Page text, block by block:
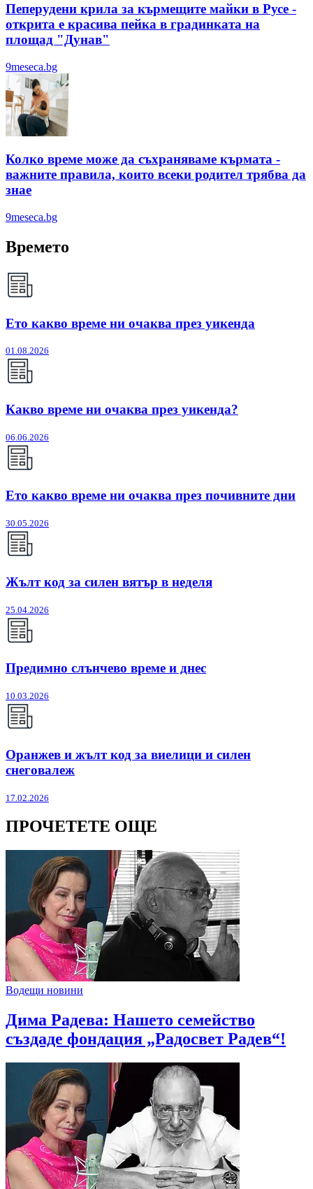
Пеперудени крила за кърмещите майки в Русе -
открита е красива пейка в градинката на
площад "Дунав"
9meseca.bg
Колко време може да съхраняваме кърмата -
важните правила, които всеки родител трябва да
знае
9meseca.bg
Времето
Ето какво време ни очаква през уикенда
01.08.2026
Какво време ни очаква през уикенда?
06.06.2026
Ето какво време ни очаква през почивните дни
30.05.2026
Жълт код за силен вятър в неделя
25.04.2026
Предимно слънчево време и днес
10.03.2026
Оранжев и жълт код за виелици и силен
снеговалеж
17.02.2026
ПРОЧЕТЕТЕ ОЩЕ
Водещи новини
Дима Радева: Нашето семейство
създаде фондация „Радосвет Радев“!